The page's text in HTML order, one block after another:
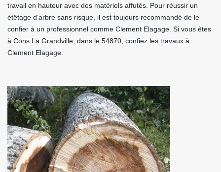
travail en hauteur avec des matériels affutés. Pour réussir un
étêtage d’arbre sans risque, il est toujours recommandé de le
confier à un professionnel comme Clement Elagage. Si vous êtes
à Cons La Grandville, dans le 54870, confiez les travaux à
Clement Elagage.